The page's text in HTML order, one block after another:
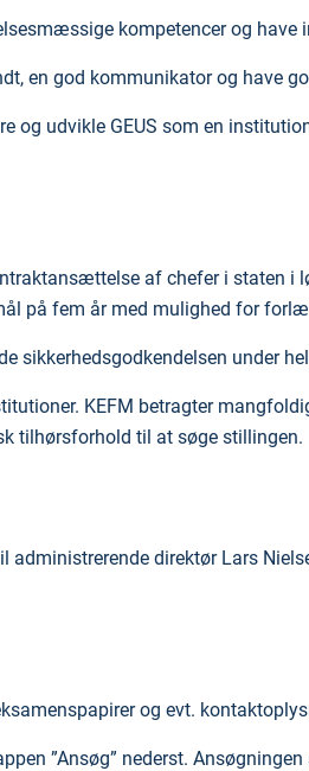
kompetencer og
en god kommunikator og have
og udvikle GEUS som en
af chefer i staten i
på fem år med mulighed for
sikkerhedsgodkendelsen under
KEFM betragter
tilhørsforhold til at søge stillingen.
administrerende direktør Lars
og evt.
”Ansøg” nederst.